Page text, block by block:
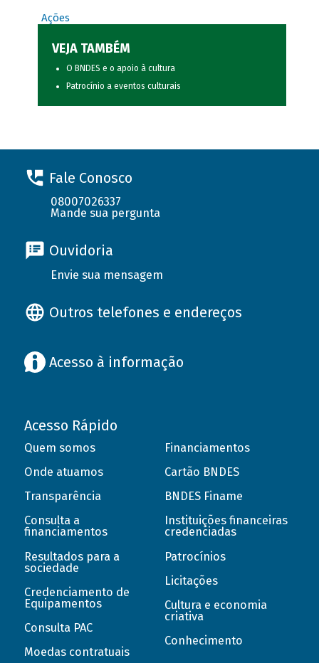
Ações
VEJA TAMBÉM
O BNDES e o apoio à cultura
Patrocínio a eventos culturais
Fale Conosco
08007026337
Mande sua pergunta
Ouvidoria
Envie sua mensagem
Outros telefones e endereços
Acesso à informação
Acesso Rápido
Quem somos
Onde atuamos
Transparência
Consulta a
financiamentos
Resultados para a
sociedade
Credenciamento de
Equipamentos
Consulta PAC
Moedas contratuais
Financiamentos
Cartão BNDES
BNDES Finame
Instituições financeiras
credenciadas
Patrocínios
Licitações
Cultura e economia
criativa
Conhecimento